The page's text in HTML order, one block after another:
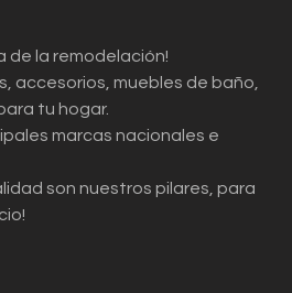
de la remodelación!
accesorios, muebles de baño,
tu hogar.
marcas nacionales e
son nuestros pilares, para